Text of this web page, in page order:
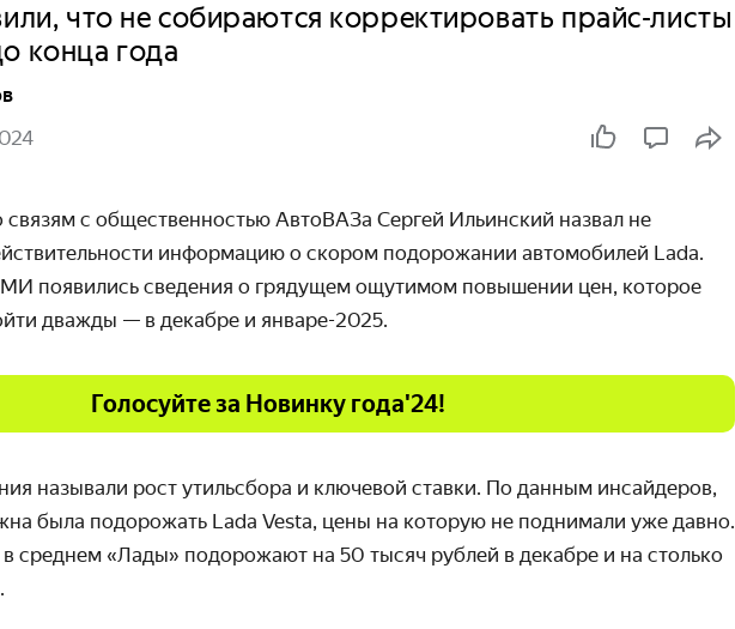
что не собираются корректировать прайс-листы
конца года
с общественностью АвтоВАЗа Сергей Ильинский назвал не
информацию о скором подорожании автомобилей Lada.
появились сведения о грядущем ощутимом повышении цен, которое
дважды — в декабре и январе-2025.
Голосуйте за Новинку года'24!
называли рост утильсбора и ключевой ставки. По данным инсайдеров,
была подорожать Lada Vesta, цены на которую не поднимали уже давно.
среднем «Лады» подорожают на 50 тысяч рублей в декабре и на столько